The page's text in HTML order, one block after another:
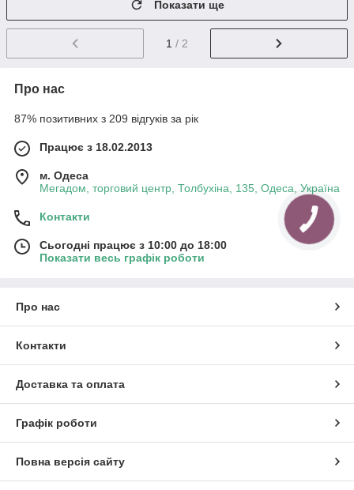
Показати ще
1 / 2
Про нас
87% позитивних з 209 відгуків за рік
Працює з 18.02.2013
м. Одеса
Мегадом, торговий центр, Толбухіна, 135, Одеса, Україна
Контакти
Сьогодні працює з 10:00 до 18:00
Показати весь графік роботи
Про нас
Контакти
Доставка та оплата
Графік роботи
Повна версія сайту